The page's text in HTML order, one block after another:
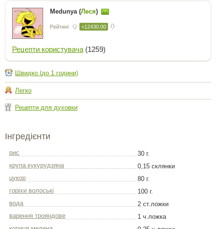
Medunya (Леся)
Рейтинг +12430.00
Рецепти користувача (1259)
Швидко (до 1 години)
Легко
Рецепти для духовки
Інгредієнти
рис
30 г.
крупа кукурудзяна
0,15 склянки
цукор
80 г.
горіхи волоські
100 г.
вода
2 ст.ложки
варення трояндове
1 ч.ложка